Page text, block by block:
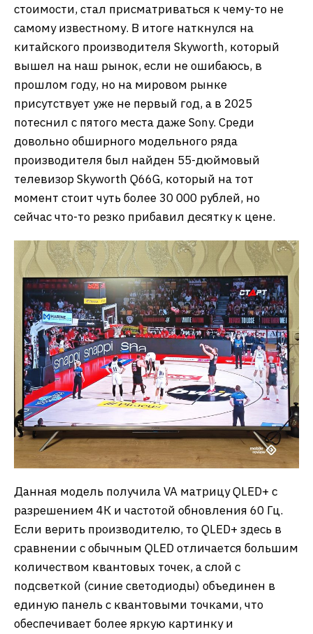
стоимости, стал присматриваться к чему-то не
самому известному. В итоге наткнулся на
китайского производителя Skyworth, который
вышел на наш рынок, если не ошибаюсь, в
прошлом году, но на мировом рынке
присутствует уже не первый год, а в 2025
потеснил с пятого места даже Sony. Среди
довольно обширного модельного ряда
производителя был найден 55-дюймовый
телевизор Skyworth Q66G, который на тот
момент стоит чуть более 30 000 рублей, но
сейчас что-то резко прибавил десятку к цене.
Данная модель получила VA матрицу QLED+ с
разрешением 4К и частотой обновления 60 Гц.
Если верить производителю, то QLED+ здесь в
сравнении с обычным QLED отличается большим
количеством квантовых точек, а слой с
подсветкой (синие светодиоды) объединен в
единую панель с квантовыми точками, что
обеспечивает более яркую картинку и